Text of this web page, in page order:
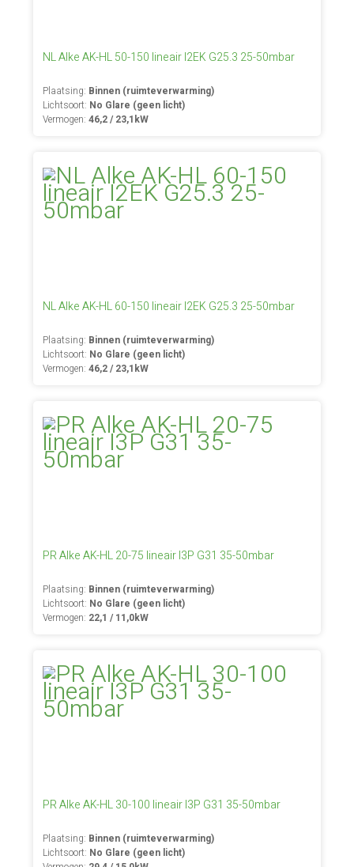
NL Alke AK-HL 50-150 lineair I2EK G25.3 25-50mbar
Plaatsing: Binnen (ruimteverwarming)
Lichtsoort: No Glare (geen licht)
Vermogen:46,2 / 23,1kW
NL Alke AK-HL 60-150 lineair I2EK G25.3 25-50mbar
Plaatsing: Binnen (ruimteverwarming)
Lichtsoort: No Glare (geen licht)
Vermogen:46,2 / 23,1kW
PR Alke AK-HL 20-75 lineair I3P G31 35-50mbar
Plaatsing: Binnen (ruimteverwarming)
Lichtsoort: No Glare (geen licht)
Vermogen: 22,1 / 11,0kW
PR Alke AK-HL 30-100 lineair I3P G31 35-50mbar
Plaatsing: Binnen (ruimteverwarming)
Lichtsoort: No Glare (geen licht)